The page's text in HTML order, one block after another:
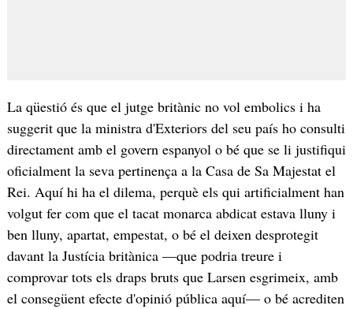
La qüestió és que el jutge britànic no vol embolics i ha
suggerit que la ministra d'Exteriors del seu país ho consulti
directament amb el govern espanyol o bé que se li justifiqui
oficialment la seva pertinença a la Casa de Sa Majestat el
Rei. Aquí hi ha el dilema, perquè els qui artificialment han
volgut fer com que el tacat monarca abdicat estava lluny i
ben lluny, apartat, empestat, o bé el deixen desprotegit
davant la Justícia britànica —que podria treure i
comprovar tots els draps bruts que Larsen esgrimeix, amb
el consegüent efecte d'opinió pública aquí— o bé acrediten